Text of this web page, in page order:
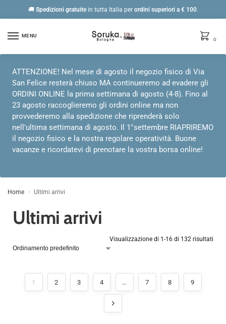
🚚 Spedizioni gratuitein tutta Italia per ordini superiori a € 100.
MENU
0
ATTENZIONE! Nel mese di agosto il negozio fisico di Via
San Felice resterà chiuso MA continueremo ad evadere gli
ORDINI ONLINE la prima settimana di agosto (4-8). Fino al
23 agosto raccoglieremo gli ordini online ma non
provvederemo alla spedizione che riprenderà solo
nell'ultima settimana di agosto. Il 1°settembre RIAPRIREMO
il negozio fisico e la nostra regolare operatività. Buone
vacanze e ricordatevi di prenotare la vostra borsa online!
Home / Ultimi arrivi
Ultimi arrivi
Visualizzazione di 1-16 di 132 risultati
1 2 3 4 … 7 8 9